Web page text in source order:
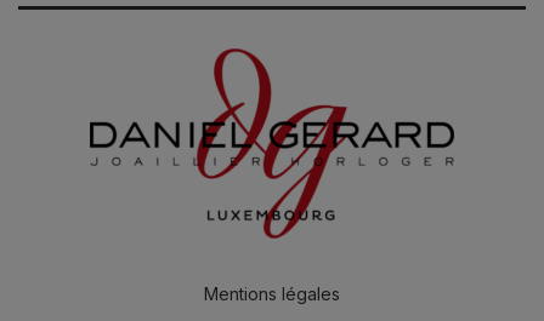
Mentions légales